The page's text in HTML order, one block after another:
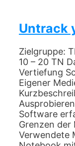
Untrack
Zielgruppe:
10 – 20 TN
Vertiefung
Eigener
Software
Grenzen
Verwendete